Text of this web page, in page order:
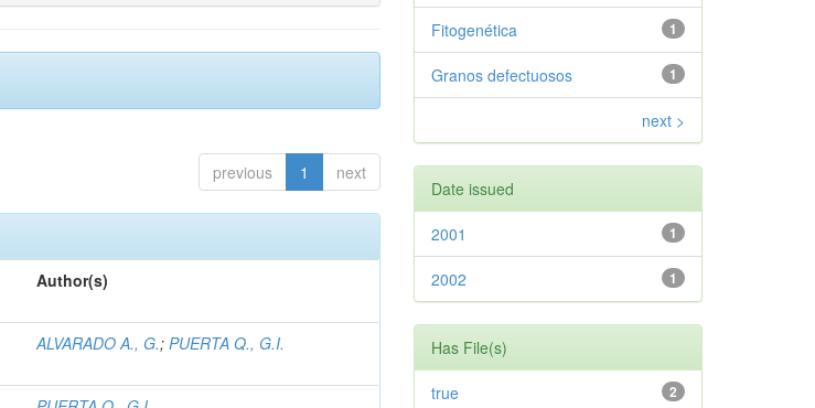
previous 1 next
Author(s)
ALVARADO A., G.;PUERTA Q., G.I.
1
Fitogenética
1
Granos defectuosos
next >
Date issued
1
2001
1
2002
Has File(s)
2
true